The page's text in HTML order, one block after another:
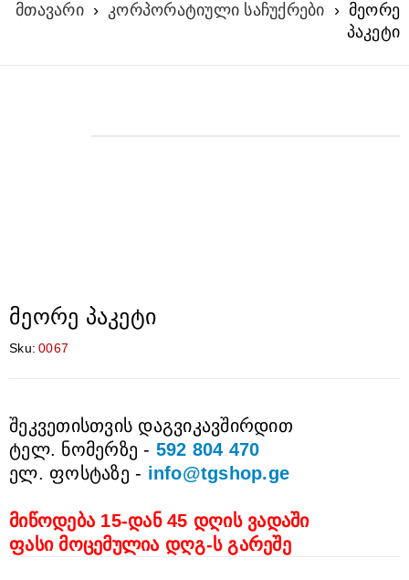
მთავარი › კორპორატიული საჩუქრები › მეორე
პაკეტი
მეორე პაკეტი
Sku: 0067
შეკვეთისთვის დაგვიკავშირდით
ტელ. ნომერზე - 592 804 470
ელ. ფოსტაზე - info@tgshop.ge
მიწოდება 15-დან 45 დღის ვადაში
ფასი მოცემულია დღგ-ს გარეშე